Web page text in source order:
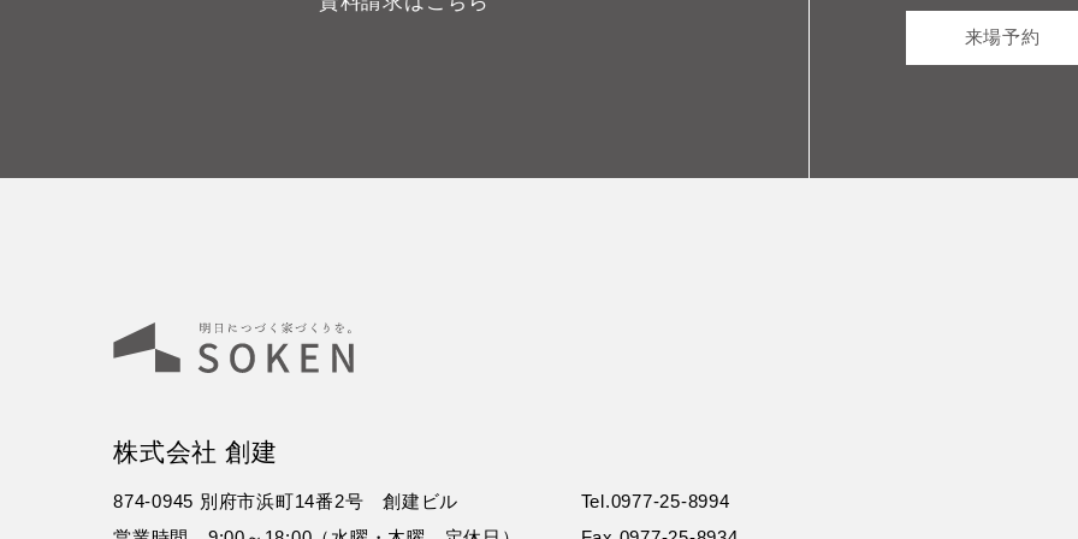
来場予約
株式会社 創建
874-0945 別府市浜町14番2号 創建ビル
Tel.0977-25-8994